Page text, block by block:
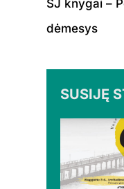
SJ knygai –
dėmesys
SUSIJĘ